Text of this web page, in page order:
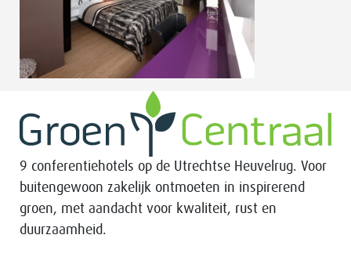
9 conferentiehotels op de Utrechtse Heuvelrug. Voor
buitengewoon zakelijk ontmoeten in inspirerend
groen, met aandacht voor kwaliteit, rust en
duurzaamheid.